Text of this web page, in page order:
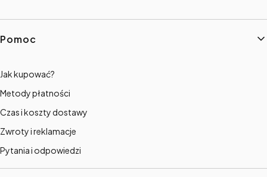
Linki w stopce
Pomoc
Jak kupować?
Metody płatności
Czas i koszty dostawy
Zwroty i reklamacje
Pytania i odpowiedzi